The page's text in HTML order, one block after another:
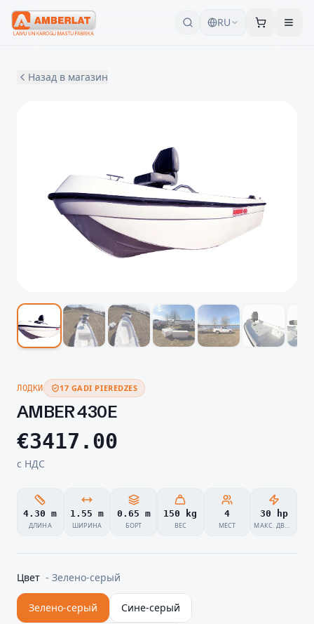
RU
Назад в магазин
ЛОДКИ 17 GADI PIEREDZES
AMBER 430E
€3417.00
с НДС
4.30 m
ДЛИНА
1.55 m
ШИРИНА
0.65 m
БОРТ
150 kg
ВЕС
4
МЕСТ
30 hp
МАКС. ДВИГАТЕЛЬ
Цвет - Зелено-серый
Зелено-серый Сине-серый